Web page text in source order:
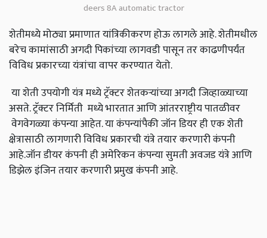
deers 8A automatic tractor
शेतीमध्ये मोठ्या प्रमाणात यांत्रिकीकरण होऊ लागले आहे. शेतीमधील
बरेच कामांसाठी अगदी पिकांच्या लागवडी पासून तर काढणीपर्यंत
विविध प्रकारच्या यंत्रांचा वापर करण्यात येतो.
या शेती उपयोगी यंत्र मध्ये ट्रॅक्टर शेतकऱ्यांच्या अगदी जिव्हाळ्याच्या
असते. ट्रॅक्टर निर्मिती मध्ये भारतात आणि आंतरराष्ट्रीय पातळीवर
वेगवेगळ्या कंपन्या आहेत. या कंपन्यांपैकी जॉन डियर ही एक शेती
क्षेत्रासाठी लागणारी विविध प्रकारची यंत्रे तयार करणारी कंपनी
आहे.जॉन डीयर कंपनी ही अमेरिकन कंपन्या सुमती अवजड यंत्रे आणि
डिझेल इंजिन तयार करणारी प्रमुख कंपनी आहे.